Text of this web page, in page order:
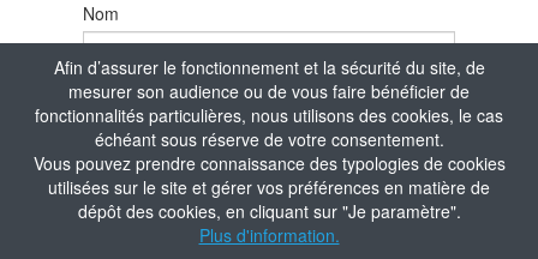
Afin d’assurer le fonctionnement et la sécurité du site, de
mesurer son audience ou de vous faire bénéficier de
fonctionnalités particulières, nous utilisons des cookies, le cas
échéant sous réserve de votre consentement.
Vous pouvez prendre connaissance des typologies de cookies
utilisées sur le site et gérer vos préférences en matière de
dépôt des cookies, en cliquant sur "Je paramètre".
Plus d'information.
Nom
Prénom
Date de naissance